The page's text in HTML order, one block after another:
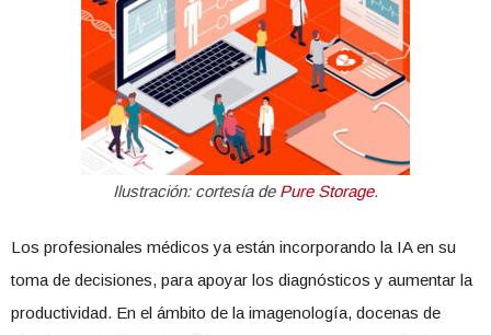
Ilustración: cortesía de Pure Storage.
Los profesionales médicos ya están incorporando la IA en su
toma de decisiones, para apoyar los diagnósticos y aumentar la
productividad. En el ámbito de la imagenología, docenas de